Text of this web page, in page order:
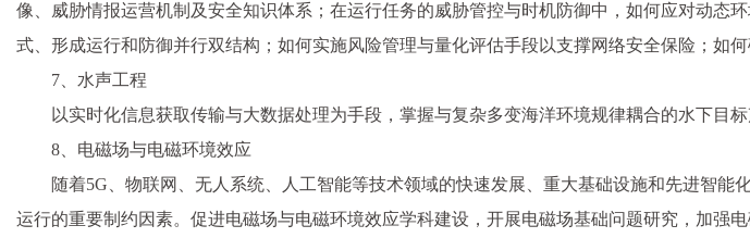
像、威胁情报运营机制及安全知识体系；在运行任务的威胁管控与时机防御中，如何应对动态
式、形成运行和防御并行双结构；如何实施风险管理与量化评估手段以支撑网络安全保险；如
7、水声工程
以实时化信息获取传输与大数据处理为手段，掌握与复杂多变海洋环境规律耦合的水下目
8、电磁场与电磁环境效应
随着5G、物联网、无人系统、人工智能等技术领域的快速发展、重大基础设施和先进智
运行的重要制约因素。促进电磁场与电磁环境效应学科建设，开展电磁场基础问题研究，加